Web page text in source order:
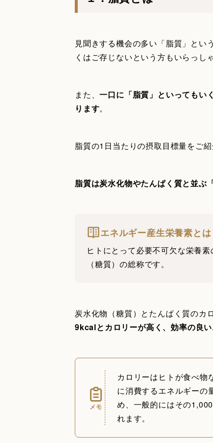
見聞きする機会の多い「脂質」とい
くはご存じないという方もいらっし
また、一口に「脂質」といってもい
ります。
脂質の1日当たりの摂取目標量をご
脂質は炭水化物やたんぱく質と並ぶ
エネルギー産生栄養素とは
ヒトにとって必要不可欠な栄養
（糖質）の総称です。
炭水化物（糖質）とたんぱく質のカ
9kcalとカロリーが高く、効率の良
メモ
カロリーはヒトが食べ物
に消費するエネルギーの
め、一般的にはその
れます。